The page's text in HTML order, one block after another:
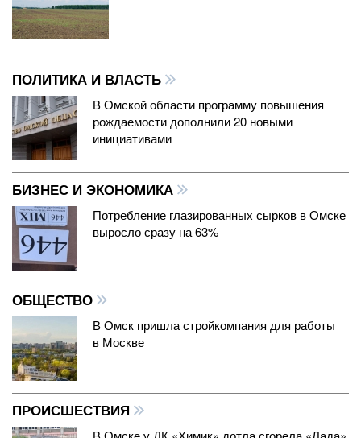
ПОЛИТИКА И ВЛАСТЬ
В Омской области программу повышения
рождаемости дополнили 20 новыми
инициативами
БИЗНЕС И ЭКОНОМИКА
Потребление глазированных сырков в Омске
выросло сразу на 63%
ОБЩЕСТВО
В Омск пришла стройкомпания для работы
в Москве
ПРОИСШЕСТВИЯ